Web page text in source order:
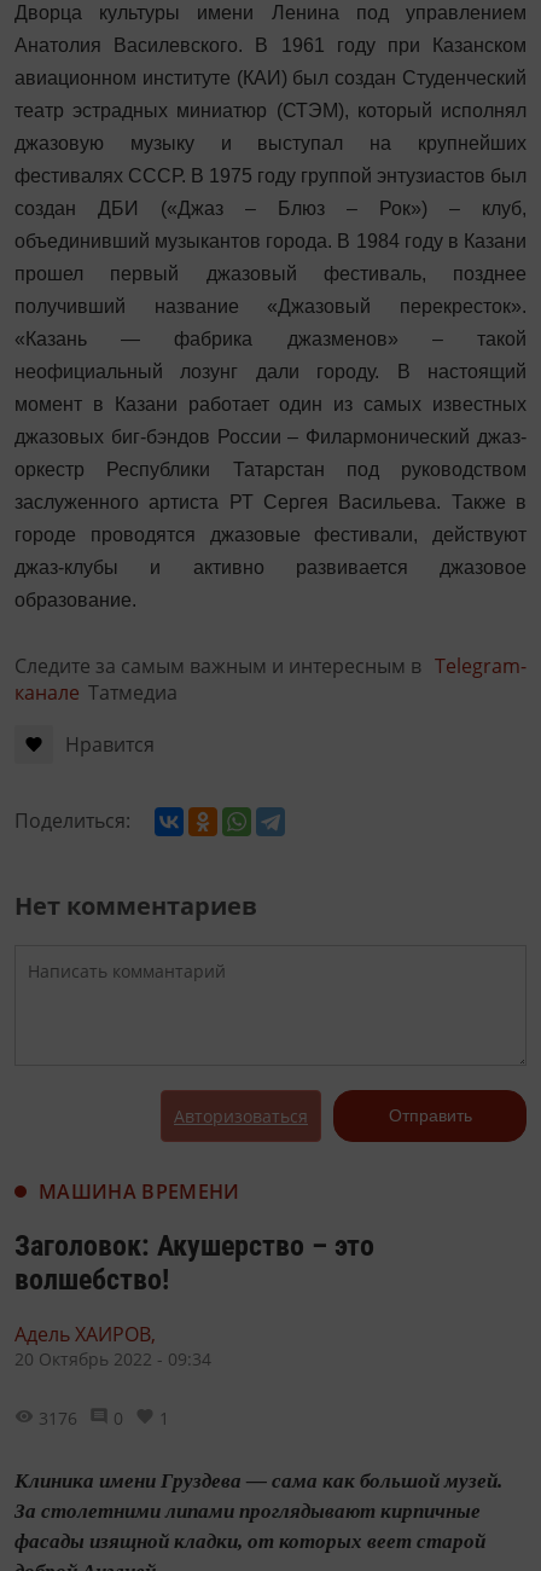
Дворца культуры имени Ленина под управлением
Анатолия Василевского. В 1961 году при Казанском
авиационном институте (КАИ) был создан Студенческий
театр эстрадных миниатюр (СТЭМ), который исполнял
джазовую музыку и выступал на крупнейших
фестивалях СССР. В 1975 году группой энтузиастов был
создан ДБИ («Джаз – Блюз – Рок») – клуб,
объединивший музыкантов города. В 1984 году в Казани
прошел первый джазовый фестиваль, позднее
получивший название «Джазовый перекресток».
«Казань — фабрика джазменов» – такой
неофициальный лозунг дали городу. В настоящий
момент в Казани работает один из самых известных
джазовых биг-бэндов России – Филармонический джаз-
оркестр Республики Татарстан под руководством
заслуженного артиста РТ Сергея Васильева. Также в
городе проводятся джазовые фестивали, действуют
джаз-клубы и активно развивается джазовое
образование.
Следите за самым важным и интересным в Telegram-
канале Татмедиа
Нравится
Поделиться:
Нет комментариев
Авторизоваться Отправить
МАШИНА ВРЕМЕНИ
Заголовок: Акушерство – это
волшебство!
Адель ХАИРОВ,
20 Октябрь 2022 - 09:34
3176 0 1
Клиника имени Груздева — сама как большой музей.
За столетними липами проглядывают кирпичные
фасады изящной кладки, от которых веет старой